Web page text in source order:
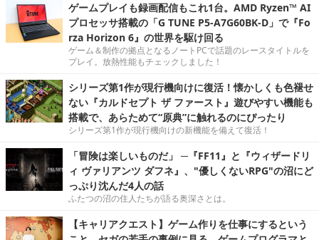
ゲームプレイも録画配信もこれ1台。AMD Ryzen™ AI
プロセッサ搭載の「G TUNE P5-A7G60BK-D」で『Fo
rza Horizon 6』の世界を駆け回る
ゲーム＆制作の拠点となるノートPCで話題のレースタイトルを
プレイ。放熱性能もチェックしました！
シリーズ第1作が現行機向けに復活！懐かしくも色褪せ
ない『カルドセプト ザ ファースト』遊びやすい機能も
搭載で、あらためて“原典”に触れるのにぴったり
シリーズ第1作が現行機向けの新機能を備えて復活！
「冒険は楽しいものだ」 ─『FF11』と『ウィザードリ
ィ ヴァリアンツ ダフネ』、"優しくないRPG"の沼にど
っぷり沈んだ4人の話
ふたつの沼の住人たちが語る奥深さとは。
【キャリアクエスト】ゲーム作りを仕事にするという